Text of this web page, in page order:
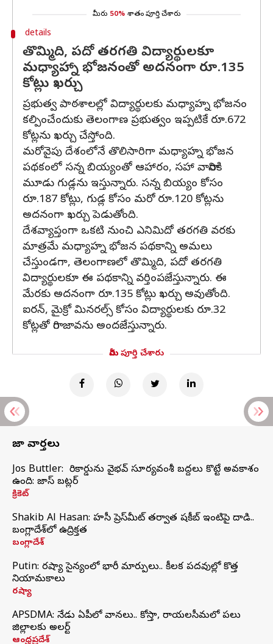
మీరు 50% శాతం పూర్తి చేశారు
details
తొమ్మిది, పదో తరగతి విద్యార్థులకూ
మధ్యాహ్నా భోజనంతో అదనంగా రూ.135
కోట్లు ఖర్చు
ప్రభుత్వ పాఠశాలల్లో విద్యార్థులకు మధ్యాహ్న భోజనం
కల్పించేందుకు తెలంగాణ ప్రభుత్వం ఇప్పటికే రూ.672
కోట్లను ఖర్చు చేస్తోంది.
మరోవైపు దేశంలోనే తొలిసారిగా మధ్యాహ్న భోజన
పథకంలో సన్న బియ్యంతో ఆహారం, సహా వారానికి
మూడు గుడ్లను ఇస్తున్నారు. సన్న బియ్యం కోసం
రూ.187 కోట్లు, గుడ్ల కోసం మరో రూ.120 కోట్లను
అదనంగా ఖర్చు పెడుతోంది.
దేశవ్యాప్తంగా ఒకటి నుంచి ఎనిమిదో తరగతి వరకు
మాత్రమే మధ్యాహ్న భోజన పథకాన్ని అమలు
చేస్తుండగా, తెలంగాణలో తొమ్మిది, పదో తరగతి
విద్యార్థులకూ ఈ పథకాన్ని వర్తింపజేస్తున్నారు. ఈ
మేరకు అదనంగా రూ.135 కోట్లు ఖర్చు అవుతోంది.
ఐరన్, మైక్రో మినరల్స్ కోసం విద్యార్థులకు రూ.32
కోట్లతో రాగి జావను అందజేస్తున్నారు.
మీరు పూర్తి చేశారు
తాజా వార్తలు
Jos Buttler: నా రికార్డును వైభవ్ సూర్యవంశీ బద్దలు కొట్టే అవకాశం
ఉంది: జాస్ బట్లర్
క్రికెట్
Shakib Al Hasan: హసీనా ప్రెస్‌మీట్‌ తర్వాత షకీబ్‌ ఇంటిపై దాడి..
బంగ్లాదేశ్‌లో ఉద్రిక్తత
బంగ్లాదేశ్
Putin: రష్యా సైన్యంలో భారీ మార్పులు.. కీలక పదవుల్లో కొత్త
నియామకాలు
రష్యా
APSDMA: నేడు ఏపీలో వానలు.. కోస్తా, రాయలసీమలో పలు
జిల్లాలకు అలర్ట్
ఆంధ్రప్రదేశ్